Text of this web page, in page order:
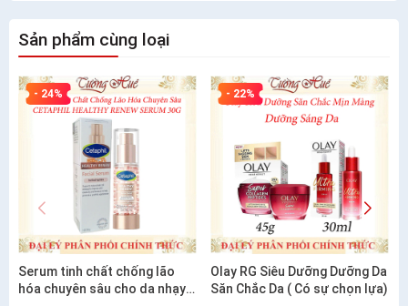
Sản phẩm cùng loại
- 24%
Serum tinh chất chống lão
hóa chuyên sâu cho da nhạy
- 22%
Olay RG Siêu Dưỡng Dưỡng Da
Săn Chắc Da ( Có sự chọn lựa)